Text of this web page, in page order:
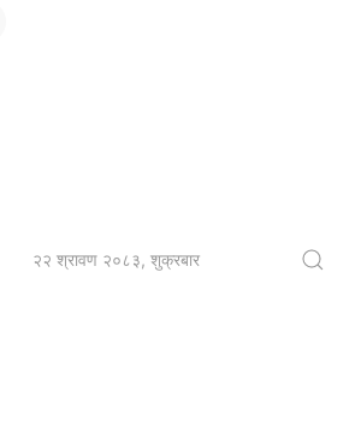
२२ श्रावण २०८३, शुक्रबार